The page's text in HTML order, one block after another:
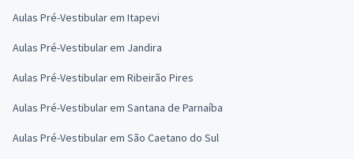
Aulas Pré-Vestibular em Itapevi
Aulas Pré-Vestibular em Jandira
Aulas Pré-Vestibular em Ribeirão Pires
Aulas Pré-Vestibular em Santana de Parnaíba
Aulas Pré-Vestibular em São Caetano do Sul